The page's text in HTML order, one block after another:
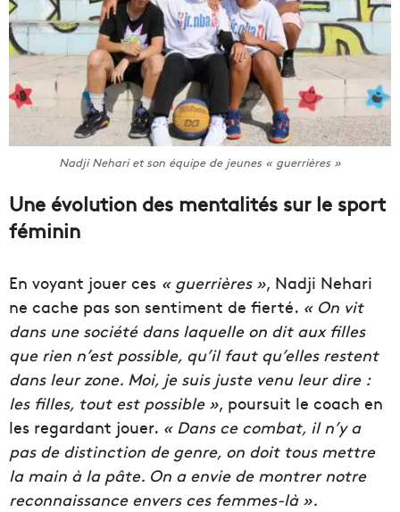
Nadji Nehari et son équipe de jeunes « guerrières »
Une évolution des mentalités sur le sport
féminin
En voyant jouer ces « guerrières », Nadji Nehari
ne cache pas son sentiment de fierté. « On vit
dans une société dans laquelle on dit aux filles
que rien n’est possible, qu’il faut qu’elles restent
dans leur zone. Moi, je suis juste venu leur dire :
les filles, tout est possible », poursuit le coach en
les regardant jouer. « Dans ce combat, il n’y a
pas de distinction de genre, on doit tous mettre
la main à la pâte. On a envie de montrer notre
reconnaissance envers ces femmes-là ».